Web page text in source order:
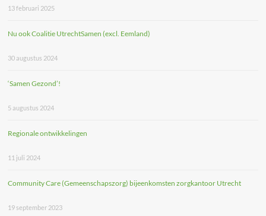
13 februari 2025
Nu ook Coalitie UtrechtSamen (excl. Eemland)
30 augustus 2024
‘Samen Gezond’!
5 augustus 2024
Regionale ontwikkelingen
11 juli 2024
Community Care (Gemeenschapszorg) bijeenkomsten zorgkantoor Utrecht
19 september 2023